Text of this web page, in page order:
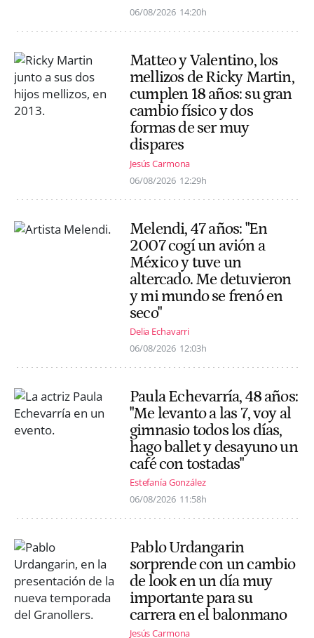
06/08/2026 14:20h
Matteo y Valentino, los
mellizos de Ricky Martin,
cumplen 18 años: su gran
cambio físico y dos
formas de ser muy
dispares
Jesús Carmona
06/08/2026 12:29h
Melendi, 47 años: "En
2007 cogí un avión a
México y tuve un
altercado. Me detuvieron
y mi mundo se frenó en
seco"
Delia Echavarri
06/08/2026 12:03h
Paula Echevarría, 48 años:
"Me levanto a las 7, voy al
gimnasio todos los días,
hago ballet y desayuno un
café con tostadas"
Estefanía González
06/08/2026 11:58h
Pablo Urdangarin
sorprende con un cambio
de look en un día muy
importante para su
carrera en el balonmano
Jesús Carmona